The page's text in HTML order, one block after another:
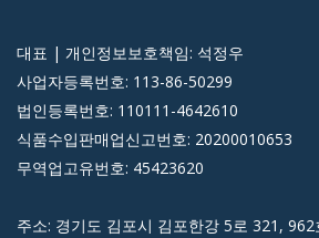
대표 | 개인정보보호책임: 석정우
사업자등록번호: 113-86-50299
법인등록번호: 110111-4642610
식품수입판매업신고번호: 20200010653
무역업고유번호: 45423620
주소: 경기도 김포시 김포한강 5로 321,